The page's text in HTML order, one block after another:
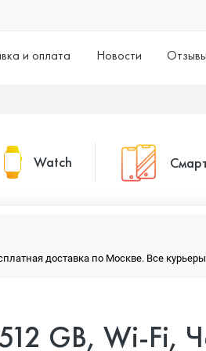
и оплата Новости Отзывы
Watch
доставка по Москве. Все
GB, Wi-Fi,